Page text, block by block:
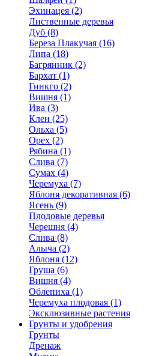
Эхинацея (2)
Лиственные деревья
Дуб (8)
Береза Плакучая (16)
Липа (18)
Багрянник (2)
Бархат (1)
Гинкго (2)
Вишня (1)
Ива (3)
Клен (25)
Ольха (5)
Орех (2)
Рябина (1)
Слива (7)
Сумах (4)
Черемуха (7)
Яблоня декоративная (6)
Ясень (9)
Плодовые деревья
Черешня (4)
Слива (8)
Алыча (2)
Яблоня (12)
Груша (6)
Вишня (4)
Облепиха (1)
Черемуха плодовая (1)
Эксклюзивные растения
Грунты и удобрения
Грунты
Дренаж